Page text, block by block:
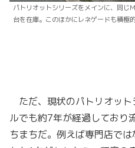
パトリオットシリーズをメインに、同じ
台を在庫。このほかにレネゲードも積極
ただ、現状のパトリオッ
ルでも約7年が経過しており
ちまちだ。例えば専門店で